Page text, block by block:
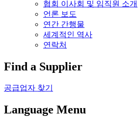
협회 이사회 및 임직원 소개
언론 보도
연간 간행물
세계적인 역사
연락처
Find a Supplier
공급업자 찾기
Language Menu